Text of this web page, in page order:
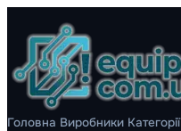
Головна Виробники Категорії